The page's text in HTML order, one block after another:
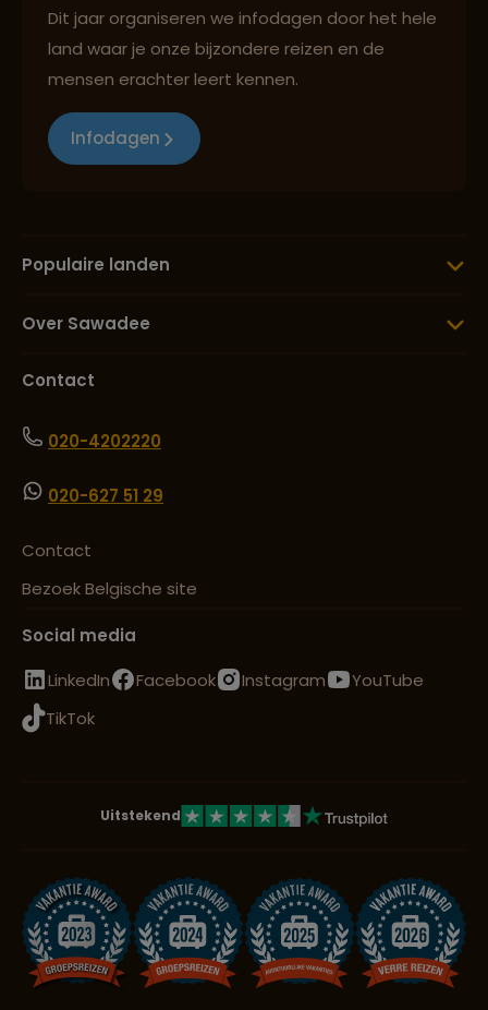
Dit jaar organiseren we infodagen door het hele
land waar je onze bijzondere reizen en de
mensen erachter leert kennen.
Infodagen
Populaire landen
Over Sawadee
Contact
020-4202220
020-627 51 29
Contact
Bezoek Belgische site
Social media
LinkedIn
Facebook Instagram
YouTube
TikTok
Uitstekend